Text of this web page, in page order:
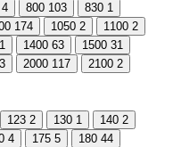
4 800 103 830 1
174 1050 2 1100 2
1400 63 1500 31
3 2000 117 2100 2
123 2 130 1 140 2
4 175 5 180 44